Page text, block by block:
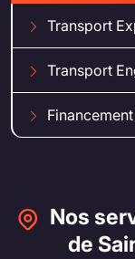
Transport
Transport
Financement
Nos
de